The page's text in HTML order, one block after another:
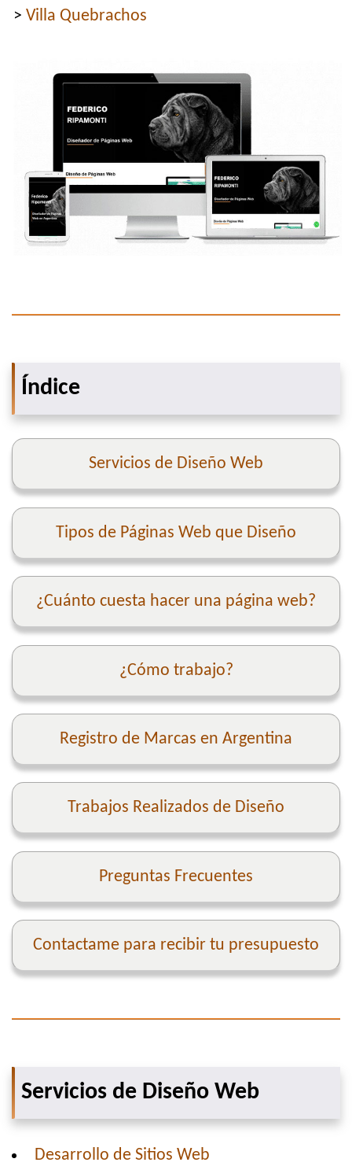
>Villa Quebrachos
Índice
Servicios de Diseño Web
Tipos de Páginas Web que Diseño
¿Cuánto cuesta hacer una página web?
¿Cómo trabajo?
Registro de Marcas en Argentina
Trabajos Realizados de Diseño
Preguntas Frecuentes
Contactame para recibir tu presupuesto
Servicios de Diseño Web
Desarrollo de Sitios Web